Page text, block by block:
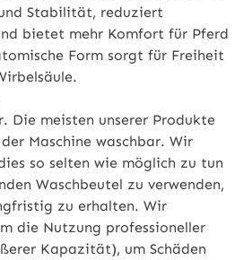
Stabilität, reduziert
bietet mehr Komfort für Pferd
Form sorgt für Freiheit
Die meisten unserer Produkte
Maschine waschbar. Wir
so selten wie möglich zu tun
Waschbeutel zu verwenden,
zu erhalten. Wir
die Nutzung professioneller
Kapazität), um Schäden